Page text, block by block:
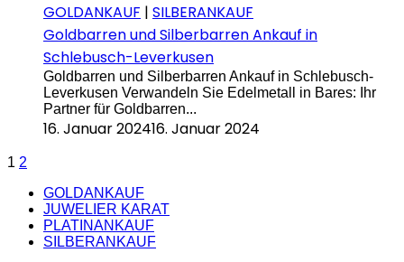
GOLDANKAUF | SILBERANKAUF
Goldbarren und Silberbarren Ankauf in
Schlebusch-Leverkusen
Goldbarren und Silberbarren Ankauf in Schlebusch-
Leverkusen Verwandeln Sie Edelmetall in Bares: Ihr
Partner für Goldbarren...
16. Januar 202416. Januar 2024
1 2
GOLDANKAUF
JUWELIER KARAT
PLATINANKAUF
SILBERANKAUF